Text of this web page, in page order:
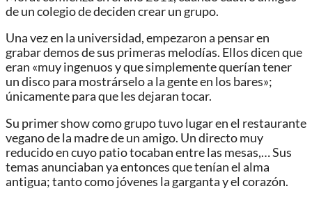
de un colegio de deciden crear un grupo.
Una vez en la universidad, empezaron a pensar en
grabar demos de sus primeras melodías. Ellos dicen que
eran «muy ingenuos y que simplemente querían tener
un disco para mostrárselo a la gente en los bares»;
únicamente para que les dejaran tocar.
Su primer show como grupo tuvo lugar en el restaurante
vegano de la madre de un amigo. Un directo muy
reducido en cuyo patio tocaban entre las mesas,… Sus
temas anunciaban ya entonces que tenían el alma
antigua; tanto como jóvenes la garganta y el corazón.